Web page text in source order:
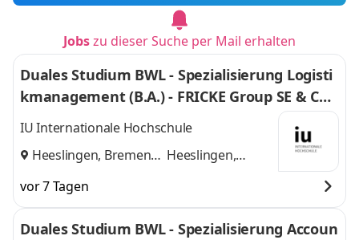
Jobszu dieser Suche per Mail erhalten
Duales Studium BWL - Spezialisierung Logisti
kmanagement (B.A.) - FRICKE Group SE & Co.
KG
IU Internationale Hochschule
Heeslingen, Bremen
Heeslingen,
vor 7 Tagen
Duales Studium BWL - Spezialisierung Accoun